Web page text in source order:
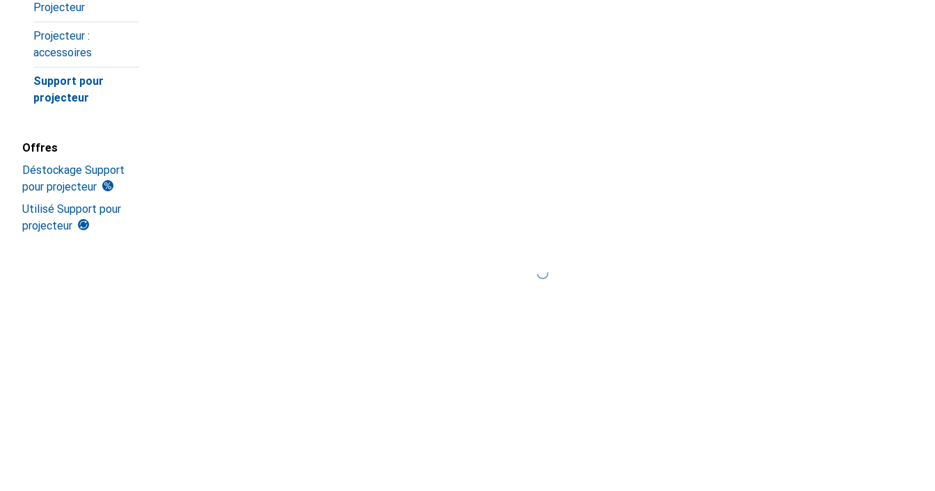
Projecteur
Projecteur :
accessoires
Support pour
projecteur
Offres
Déstockage Support
pour projecteur
Utilisé Support pour
projecteur